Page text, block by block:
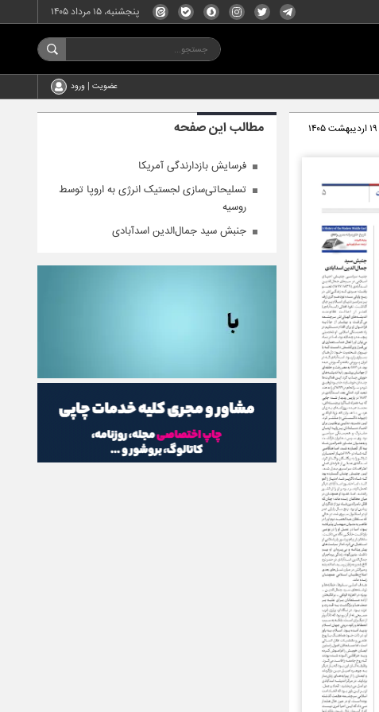
پنجشنبه، ۱۵ مرداد ۱۴۰۵
عضویت | ورود
۱۹ اردیبهشت ۱۴۰۵ مطالب این صفحه
فرسایش بازدارندگی آمریکا
تسلیحاتی‌سازی لجستیک انرژی به اروپا توسط
روسیه
جنبش سید جمال‌الدین اسدآبادی